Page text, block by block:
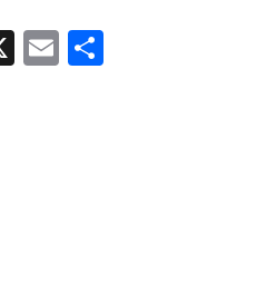
X E
m
Pa